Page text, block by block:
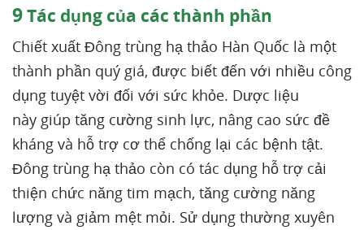
9Tác dụng của các thành phần
Chiết xuất Đông trùng hạ thảo Hàn Quốc là một
thành phần quý giá, được biết đến với nhiều công
dụng tuyệt vời đối với sức khỏe. Dược liệu
này giúp tăng cường sinh lực, nâng cao sức đề
kháng và hỗ trợ cơ thể chống lại các bệnh tật.
Đông trùng hạ thảo còn có tác dụng hỗ trợ cải
thiện chức năng tim mạch, tăng cường năng
lượng và giảm mệt mỏi. Sử dụng thường xuyên